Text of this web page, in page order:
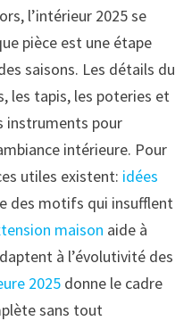
l’intérieur 2025 se
pièce est une étape
saisons. Les détails du
les tapis, les poteries et
instruments pour
intérieure. Pour
utiles existent: idées
des motifs qui insufflent
maison aide à
à l’évolutivité des
2025donne le cadre
sans tout